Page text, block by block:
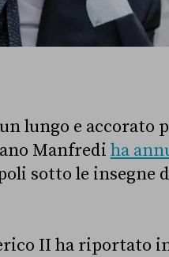
lungo e accorato
Manfredi ha
sotto le insegne
II ha riportato